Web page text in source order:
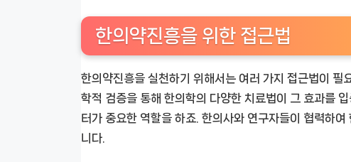
한의약진흥을 위한 접근법
한의약진흥을 실천하기 위해서는 여러 가지 접근법이
학적 검증을 통해 한의학의 다양한 치료법이 그 효과를
터가 중요한 역할을 하죠. 한의사와 연구자들이 협력하
니다.